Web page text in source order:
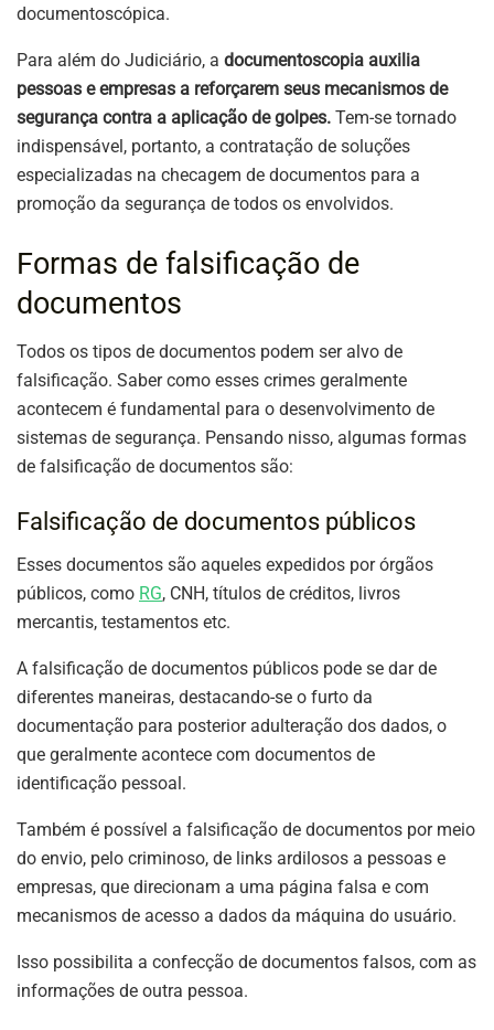
documentoscópica.
Para além do Judiciário, a documentoscopia auxilia
pessoas e empresas a reforçarem seus mecanismos de
segurança contra a aplicação de golpes. Tem-se tornado
indispensável, portanto, a contratação de soluções
especializadas na checagem de documentos para a
promoção da segurança de todos os envolvidos.
Formas de falsificação de
documentos
Todos os tipos de documentos podem ser alvo de
falsificação. Saber como esses crimes geralmente
acontecem é fundamental para o desenvolvimento de
sistemas de segurança. Pensando nisso, algumas formas
de falsificação de documentos são:
Falsificação de documentos públicos
Esses documentos são aqueles expedidos por órgãos
públicos, como RG, CNH, títulos de créditos, livros
mercantis, testamentos etc.
A falsificação de documentos públicos pode se dar de
diferentes maneiras, destacando-se o furto da
documentação para posterior adulteração dos dados, o
que geralmente acontece com documentos de
identificação pessoal.
Também é possível a falsificação de documentos por meio
do envio, pelo criminoso, de links ardilosos a pessoas e
empresas, que direcionam a uma página falsa e com
mecanismos de acesso a dados da máquina do usuário.
Isso possibilita a confecção de documentos falsos, com as
informações de outra pessoa.